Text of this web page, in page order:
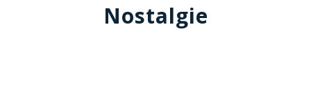
Nostalgie